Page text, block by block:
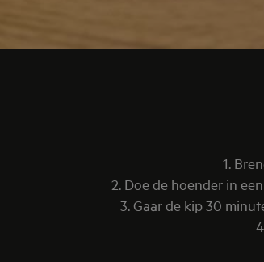
1.
2. Doe de hoender in
3. Gaar de kip 30